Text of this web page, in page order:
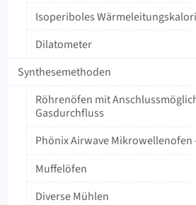
Isoperiboles
Dilatometer
Synthesemethoden
Röhrenöfen mit
Gasdurchfluss
Phönix Airwave Mikrowellenofen
Muffelöfen
Diverse Mühlen